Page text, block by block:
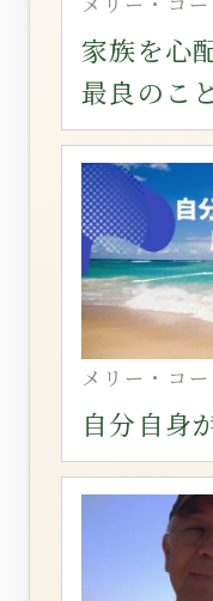
家族を心
最良のこと
メリー・コ
自分自身